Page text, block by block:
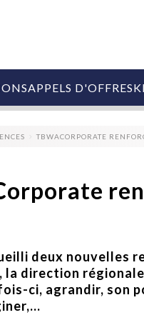
APPELS D'OFFRES
TBWACORPORATE
deux nouvelles
la direction
ci, agrandir, son